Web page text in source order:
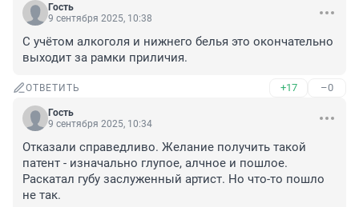
Гость
9 сентября 2025, 10:38
С учётом алкоголя и нижнего белья это окончательно
выходит за рамки приличия.
ОТВЕТИТЬ +17 –0
Гость
9 сентября 2025, 10:34
Отказали справедливо. Желание получить такой
патент - изначально глупое, алчное и пошлое.
Раскатал губу заслуженный артист. Но что-то пошло
не так.